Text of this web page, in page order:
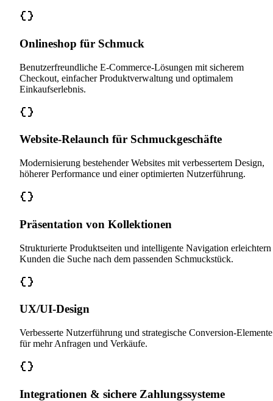
Onlineshop für Schmuck
Benutzerfreundliche E-Commerce-Lösungen mit sicherem
Checkout, einfacher Produktverwaltung und optimalem
Einkaufserlebnis.
Website-Relaunch für Schmuckgeschäfte
Modernisierung bestehender Websites mit verbessertem Design,
höherer Performance und einer optimierten Nutzerführung.
Präsentation von Kollektionen
Strukturierte Produktseiten und intelligente Navigation erleichtern
Kunden die Suche nach dem passenden Schmuckstück.
UX/UI-Design
Verbesserte Nutzerführung und strategische Conversion-Elemente
für mehr Anfragen und Verkäufe.
Integrationen & sichere Zahlungssysteme